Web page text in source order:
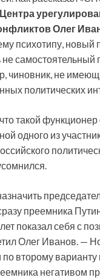
Олег
психотипу, новый
самостоятельный
чиновник, не
политических
такой функционер
одного из
преемника
показал себя с
Олег Иванов. —
второму
негативом